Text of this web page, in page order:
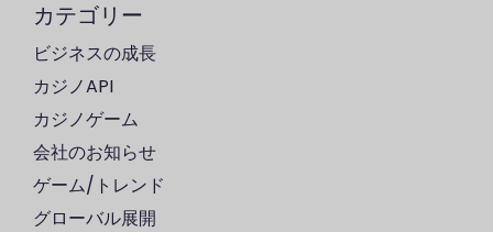
カテゴリー
ビジネスの成長
カジノAPI
カジノゲーム
会社のお知らせ
ゲーム/トレンド
グローバル展開